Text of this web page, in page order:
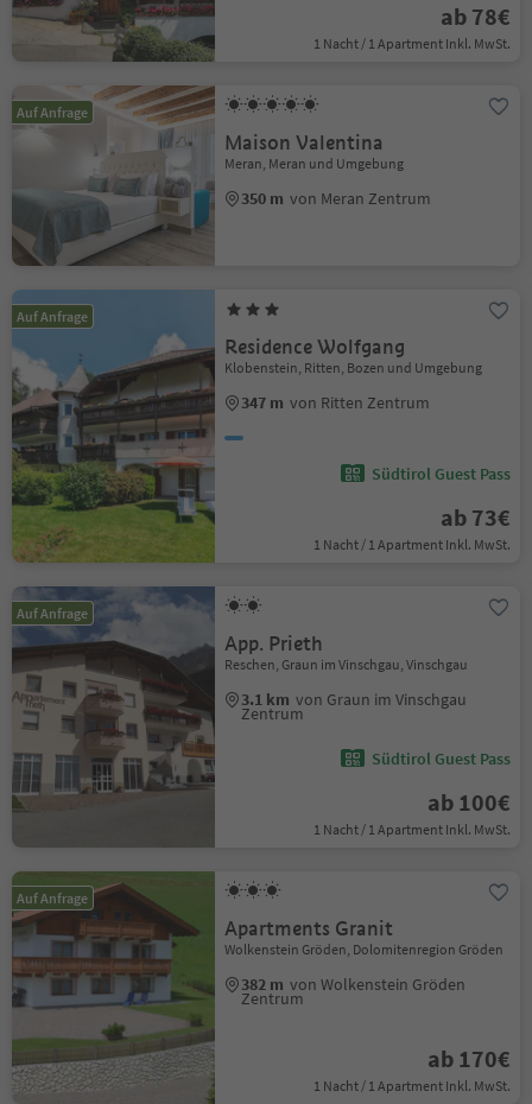
ab 78€
1 Nacht / 1 Apartment Inkl. MwSt.
Auf Anfrage
Maison Valentina
Meran, Meran und Umgebung
350 m von Meran Zentrum
Auf Anfrage
Residence Wolfgang
Klobenstein, Ritten, Bozen und Umgebung
347 m von Ritten Zentrum
Südtirol Guest Pass
ab 73€
1 Nacht / 1 Apartment Inkl. MwSt.
Auf Anfrage
App. Prieth
Reschen, Graun im Vinschgau, Vinschgau
3.1 km von Graun im Vinschgau
Zentrum
Südtirol Guest Pass
ab 100€
1 Nacht / 1 Apartment Inkl. MwSt.
Auf Anfrage
Apartments Granit
Wolkenstein Gröden, Dolomitenregion Gröden
382 m von Wolkenstein Gröden
Zentrum
ab 170€
1 Nacht / 1 Apartment Inkl. MwSt.